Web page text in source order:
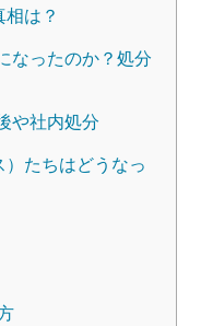
は？
なったのか？処分
や社内処分
たちはどうなっ